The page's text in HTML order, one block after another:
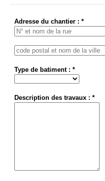
Adresse du chantier : *
Type de batiment : *
Description des travaux : *